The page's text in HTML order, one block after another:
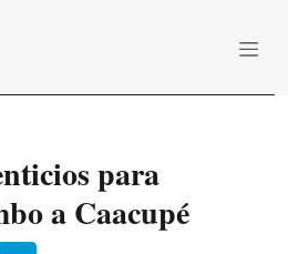
para
a Caacupé